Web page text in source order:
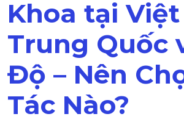
Khoa tại
Trung Quốc
Độ – Nên
Tác Nào?